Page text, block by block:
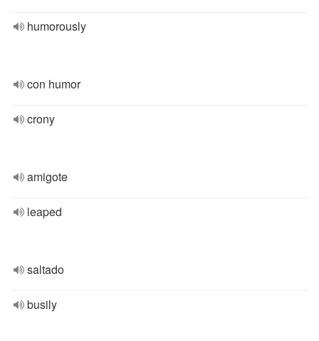
humorously
con humor
crony
amigote
leaped
saltado
busily